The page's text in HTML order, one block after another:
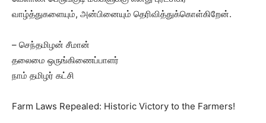
வாழ்த்துகளையும், அன்பினையும் தெரிவித்துக்கொள்கிறேன்.
– செந்தமிழன் சீமான்
தலைமை ஒருங்கிணைப்பாளர்
நாம் தமிழர் கட்சி
Farm Laws Repealed: Historic Victory to the Farmers!